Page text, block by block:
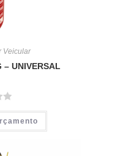
Veicular
– UNIVERSAL